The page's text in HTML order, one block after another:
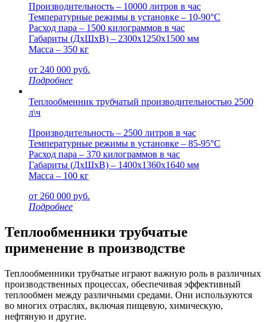
Производительность – 10000 литров в час
Температурные режимы в установке – 10-90°С
Расход пара – 1500 килограммов в час
Габариты (ДxШxВ) – 2300x1250x1500 мм
Масса – 350 кг
от 240 000 руб.
Подробнее
Теплообменник трубчатый производительностью 2500
л\ч
Производительность – 2500 литров в час
Температурные режимы в установке – 85-95°С
Расход пара – 370 килограммов в час
Габариты (ДxШxВ) – 1400x1360x1640 мм
Масса – 100 кг
от 260 000 руб.
Подробнее
Теплообменники трубчатые
применение в производстве
Теплообменники трубчатые играют важную роль в различных
производственных процессах, обеспечивая эффективный
теплообмен между различными средами. Они используются
во многих отраслях, включая пищевую, химическую,
нефтяную и другие.